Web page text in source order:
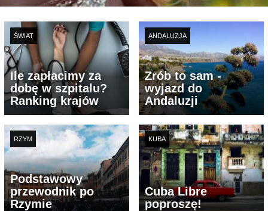
ŚWIAT
Ile zapłacimy za
dobę w szpitalu?
Ranking krajów
ANDALUZJA
Zrób to sam -
wyjazd do
Andaluzji
RZYM
Podstawowy
przewodnik po
Rzymie
KUBA
Cuba Libre
poproszę!